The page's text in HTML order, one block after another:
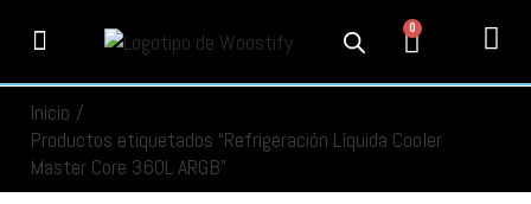
0
Inicio /
Productos etiquetados “Refrigeración Líquida Cooler
Master Core 360L ARGB”